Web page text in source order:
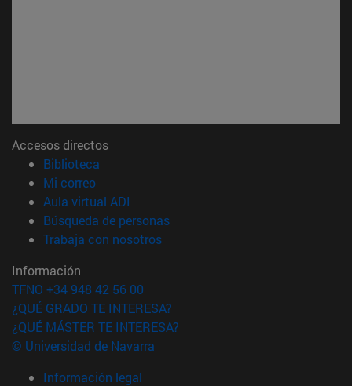
Accesos directos
Biblioteca
Mi correo(abre en nueva ventana)
Aula virtual ADI
Búsqueda de personas(abre en nueva ventana)
Trabaja con nosotros(abre en nueva ventana)
Información
TFNO +34 948 42 56 00
¿QUÉ GRADO TE INTERESA?
¿QUÉ MÁSTER TE INTERESA?
© Universidad de Navarra
Información legal